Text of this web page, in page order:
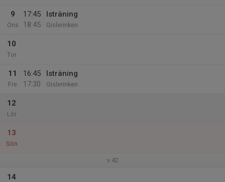
9
Ons
17:45
18:45
Isträning
Gislerinken
10
Tor
11
Fre
16:45
17:30
Isträning
Gislerinken
12
Lör
13
Sön
v.42
14